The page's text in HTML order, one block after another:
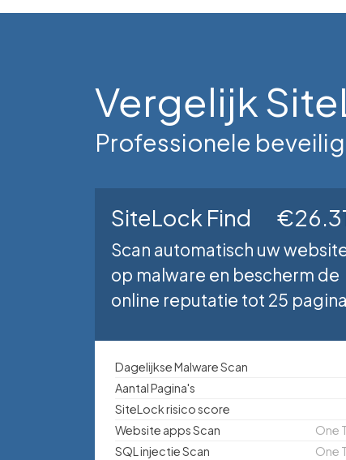
Vergelijk
Professionele
SiteLock Find
Scan automatisch uw
op malware en bescherm de
online reputatie tot 25
Dagelijkse Malware Scan
Aantal Pagina's
SiteLock risico score
Website apps Scan
One
SQL injectie Scan
One